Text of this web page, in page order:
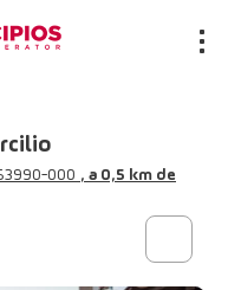
000 , a 0,5 km de